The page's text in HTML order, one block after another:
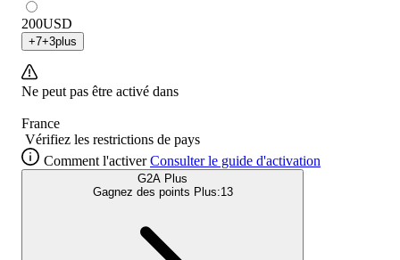
200USD
+7+3plus
Ne peut pas être activé dans
France
Vérifiez les restrictions de pays
Comment l'activer Consulter le guide d'activation
G2A Plus
Gagnez des points Plus:13